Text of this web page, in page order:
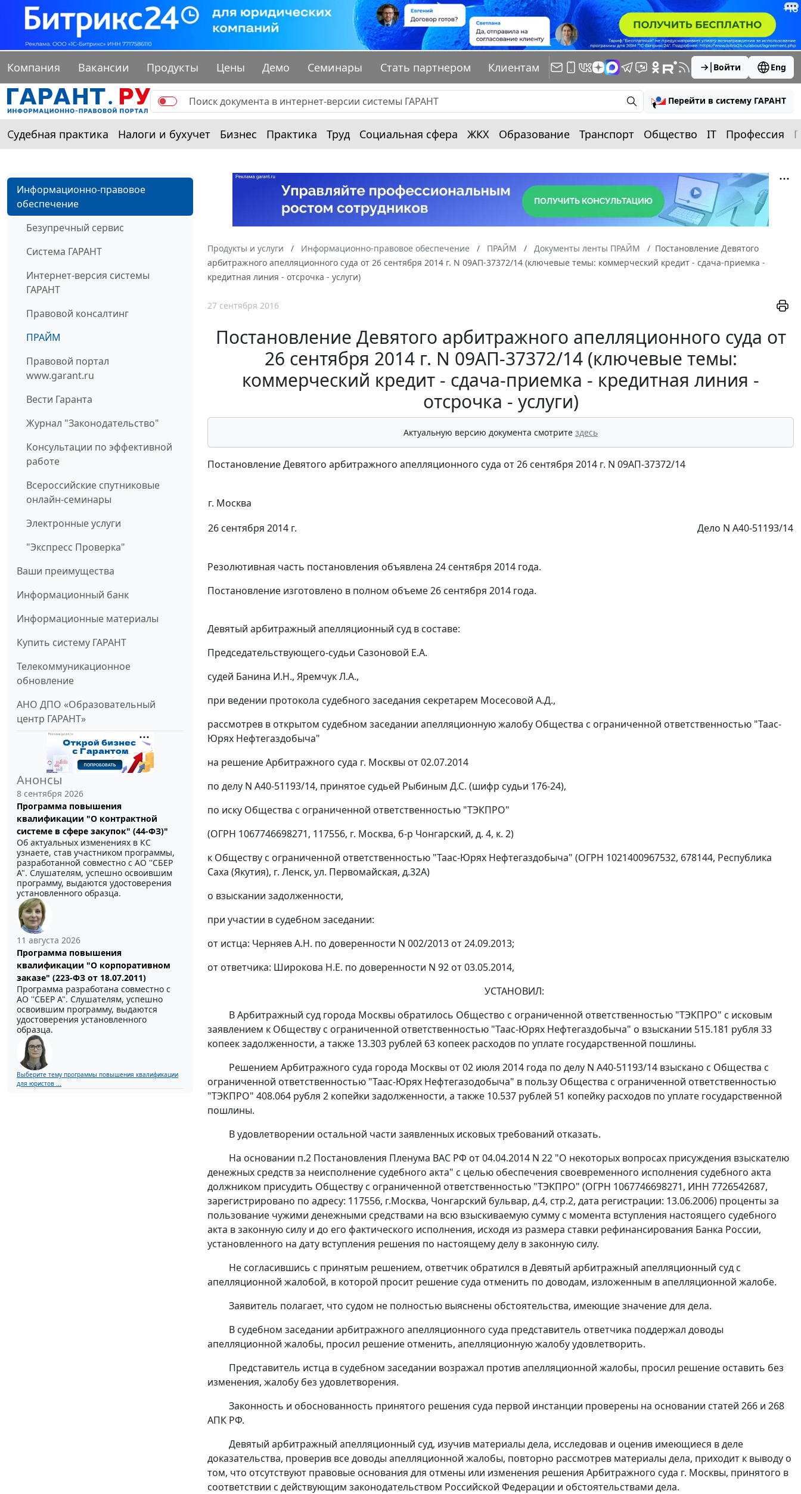
Компания Вакансии Продукты Цены Демо Семинары Стать партнером Клиентам Войти Eng
Перейти в систему ГАРАНТ
Судебная практика Налоги и бухучет Бизнес Практика Труд Социальная сфера ЖКХ Образование Транспорт Общество IT Профессия
Информационно-правовое
обеспечение
Безупречный сервис
Система ГАРАНТ
Интернет-версия системы
ГАРАНТ
Правовой консалтинг
ПРАЙМ
Правовой портал
www.garant.ru
Вести Гаранта
Журнал "Законодательство"
Консультации по эффективной
работе
Всероссийские спутниковые
онлайн-семинары
Электронные услуги
"Экспресс Проверка"
Ваши преимущества
Информационный банк
Информационные материалы
Купить систему ГАРАНТ
Телекоммуникационное
обновление
АНО ДПО «Образовательный
центр ГАРАНТ»
Анонсы
8 сентября 2026
Программа повышения
квалификации "О контрактной
системе в сфере закупок" (44-ФЗ)"
Об актуальных изменениях в КС
узнаете, став участником программы,
разработанной совместно с АО ''СБЕР
А". Слушателям, успешно освоившим
программу, выдаются удостоверения
установленного образца.
11 августа 2026
Программа повышения
квалификации "О корпоративном
заказе" (223-ФЗ от 18.07.2011)
Программа разработана совместно с
АО ''СБЕР А". Слушателям, успешно
освоившим программу, выдаются
удостоверения установленного
образца.
Выберите тему программы повышения квалификации
для юристов ...
Продукты и услуги Информационно-правовое обеспечение ПРАЙМ Документы ленты ПРАЙМ
Постановление Девятого
арбитражного апелляционного суда от 26 сентября 2014 г. N 09АП-37372/14 (ключевые темы: коммерческий кредит - сдача-приемка -
кредитная линия - отсрочка - услуги)
27 сентября 2016
Постановление Девятого арбитражного апелляционного суда от
26 сентября 2014 г. N 09АП-37372/14 (ключевые темы:
коммерческий кредит - сдача-приемка - кредитная линия -
отсрочка - услуги)
Актуальную версию документа смотрите здесь
Постановление Девятого арбитражного апелляционного суда от 26 сентября 2014 г. N 09АП-37372/14
г. Москва
26 сентября 2014 г.
Дело N А40-51193/14
Резолютивная часть постановления объявлена 24 сентября 2014 года.
Постановление изготовлено в полном объеме 26 сентября 2014 года.
Девятый арбитражный апелляционный суд в составе:
Председательствующего-судьи Сазоновой Е.А.
судей Банина И.Н., Яремчук Л.А.,
при ведении протокола судебного заседания секретарем Мосесовой А.Д.,
рассмотрев в открытом судебном заседании апелляционную жалобу Общества с ограниченной ответственностью "Таас-
Юрях Нефтегаздобыча"
на решениеАрбитражного суда г. Москвы от 02.07.2014
по делу N А40-51193/14, принятое судьей Рыбиным Д.С. (шифр судьи 176-24),
по иску Общества с ограниченной ответственностью "ТЭКПРО"
(ОГРН 1067746698271, 117556, г. Москва, б-р Чонгарский, д. 4, к. 2)
к Обществу с ограниченной ответственностью "Таас-Юрях Нефтегаздобыча" (ОГРН 1021400967532, 678144, Республика
Саха (Якутия), г. Ленск, ул. Первомайская, д.32А)
о взыскании задолженности,
при участии в судебном заседании:
от истца: Черняев А.Н. по доверенности N 002/2013 от 24.09.2013;
от ответчика: Широкова Н.Е. по доверенности N 92 от 03.05.2014,
УСТАНОВИЛ:
В Арбитражный суд города Москвы обратилось Общество с ограниченной ответственностью "ТЭКПРО" с исковым
заявлением к Обществу с ограниченной ответственностью "Таас-Юрях Нефтегаздобыча" о взыскании 515.181 рубля 33
копеек задолженности, а также 13.303 рублей 63 копеек расходов по уплате государственной пошлины.
Решением Арбитражного суда города Москвы от 02 июля 2014 года по делу N А40-51193/14 взыскано с Общества с
ограниченной ответственностью "Таас-Юрях Нефтегазодобыча" в пользу Общества с ограниченной ответственностью
"ТЭКПРО" 408.064 рубля 2 копейки задолженности, а также 10.537 рублей 51 копейку расходов по уплате государственной
пошлины.
В удовлетворении остальной части заявленных исковых требований отказать.
На основании п.2 Постановления Пленума ВАС РФ от 04.04.2014 N 22 "О некоторых вопросах присуждения взыскателю
денежных средств за неисполнение судебного акта" с целью обеспечения своевременного исполнения судебного акта
должником присудить Обществу с ограниченной ответственностью "ТЭКПРО" (ОГРН 1067746698271, ИНН 7726542687,
зарегистрировано по адресу: 117556, г.Москва, Чонгарский бульвар, д.4, стр.2, дата регистрации: 13.06.2006) проценты за
пользование чужими денежными средствами на всю взыскиваемую сумму с момента вступления настоящего судебного
акта в законную силу и до его фактического исполнения, исходя из размера ставки рефинансирования Банка России,
установленного на дату вступления решения по настоящему делу в законную силу.
Не согласившись с принятым решением, ответчик обратился в Девятый арбитражный апелляционный суд с
апелляционной жалобой, в которой просит решение суда отменить по доводам, изложенным в апелляционной жалобе.
Заявитель полагает, что судом не полностью выяснены обстоятельства, имеющие значение для дела.
В судебном заседании арбитражного апелляционного суда представитель ответчика поддержал доводы
апелляционной жалобы, просил решение отменить, апелляционную жалобу удовлетворить.
Представитель истца в судебном заседании возражал против апелляционной жалобы, просил решение оставить без
изменения, жалобу без удовлетворения.
Законность и обоснованность принятого решения суда первой инстанции проверены на основании статей 266 и 268
АПК РФ.
Девятый арбитражный апелляционный суд, изучив материалы дела, исследовав и оценив имеющиеся в деле
доказательства, проверив все доводы апелляционной жалобы, повторно рассмотрев материалы дела, приходит к выводу о
том, что отсутствуют правовые основания для отмены или изменения решения Арбитражного суда г. Москвы, принятого в
соответствии с действующим законодательством Российской Федерации и обстоятельствами дела.